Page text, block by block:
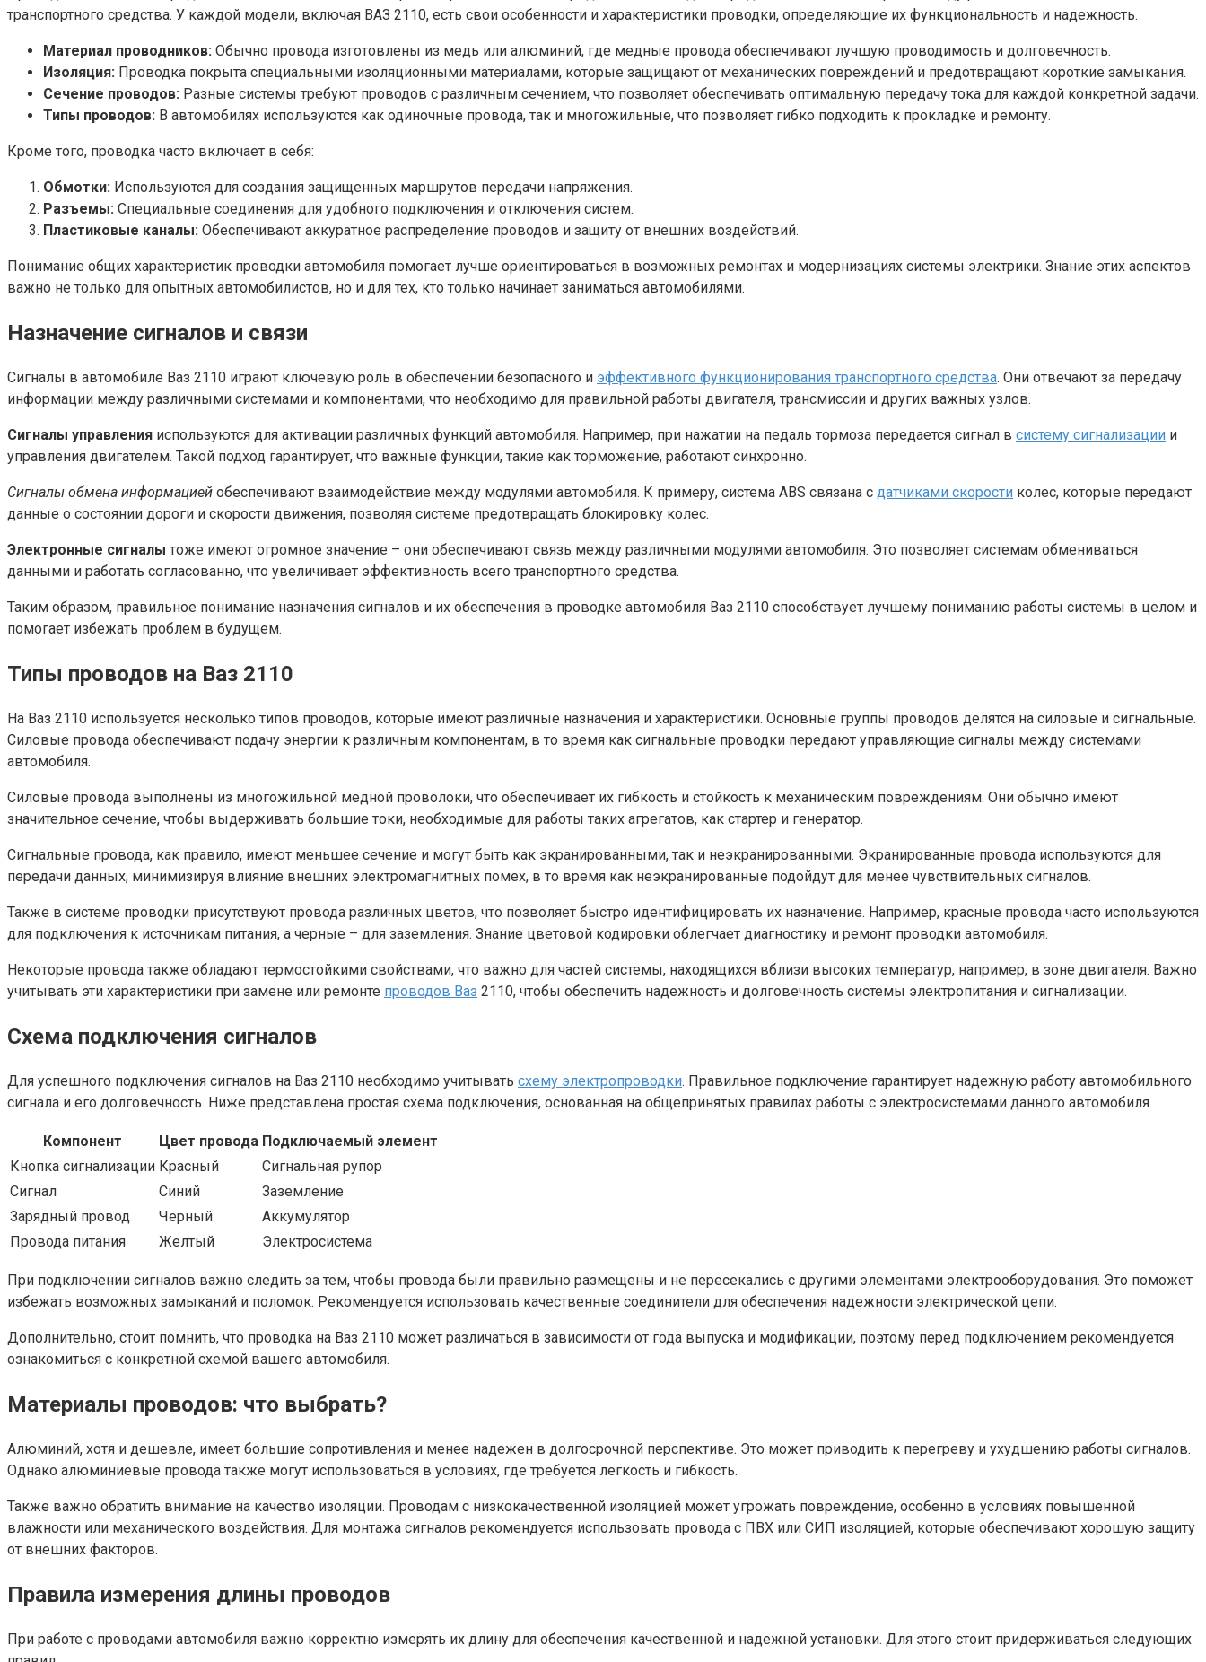
транспортного средства. У каждой модели, включая ВАЗ 2110, есть свои особенности и характеристики проводки, определяющие их функциональность и надежность.
Материал проводников: Обычно провода изготовлены из медь или алюминий, где медные провода обеспечивают лучшую проводимость и долговечность.
Изоляция: Проводка покрыта специальными изоляционными материалами, которые защищают от механических повреждений и предотвращают короткие замыкания.
Сечение проводов: Разные системы требуют проводов с различным сечением, что позволяет обеспечивать оптимальную передачу тока для каждой конкретной задачи.
Типы проводов: В автомобилях используются как одиночные провода, так и многожильные, что позволяет гибко подходить к прокладке и ремонту.
Кроме того, проводка часто включает в себя:
Обмотки: Используются для создания защищенных маршрутов передачи напряжения.
Разъемы: Специальные соединения для удобного подключения и отключения систем.
Пластиковые каналы: Обеспечивают аккуратное распределение проводов и защиту от внешних воздействий.
Понимание общих характеристик проводки автомобиля помогает лучше ориентироваться в возможных ремонтах и модернизациях системы электрики. Знание этих аспектов
важно не только для опытных автомобилистов, но и для тех, кто только начинает заниматься автомобилями.
Назначение сигналов и связи
Сигналы в автомобиле Ваз 2110 играют ключевую роль в обеспечении безопасного и эффективного функционирования транспортного средства. Они отвечают за передачу
информации между различными системами и компонентами, что необходимо для правильной работы двигателя, трансмиссии и других важных узлов.
Сигналы управления используются для активации различных функций автомобиля. Например, при нажатии на педаль тормоза передается сигнал в систему сигнализации и
управления двигателем. Такой подход гарантирует, что важные функции, такие как торможение, работают синхронно.
Сигналы обмена информацией обеспечивают взаимодействие между модулями автомобиля. К примеру, система ABS связана с датчиками скорости колес, которые передают
данные о состоянии дороги и скорости движения, позволяя системе предотвращать блокировку колес.
Электронные сигналы тоже имеют огромное значение – они обеспечивают связь между различными модулями автомобиля. Это позволяет системам обмениваться
данными и работать согласованно, что увеличивает эффективность всего транспортного средства.
Таким образом, правильное понимание назначения сигналов и их обеспечения в проводке автомобиля Ваз 2110 способствует лучшему пониманию работы системы в целом и
помогает избежать проблем в будущем.
Типы проводов на Ваз 2110
На Ваз 2110 используется несколько типов проводов, которые имеют различные назначения и характеристики. Основные группы проводов делятся на силовые и сигнальные.
Силовые провода обеспечивают подачу энергии к различным компонентам, в то время как сигнальные проводки передают управляющие сигналы между системами
автомобиля.
Силовые провода выполнены из многожильной медной проволоки, что обеспечивает их гибкость и стойкость к механическим повреждениям. Они обычно имеют
значительное сечение, чтобы выдерживать большие токи, необходимые для работы таких агрегатов, как стартер и генератор.
Сигнальные провода, как правило, имеют меньшее сечение и могут быть как экранированными, так и неэкранированными. Экранированные провода используются для
передачи данных, минимизируя влияние внешних электромагнитных помех, в то время как неэкранированные подойдут для менее чувствительных сигналов.
Также в системе проводки присутствуют провода различных цветов, что позволяет быстро идентифицировать их назначение. Например, красные провода часто используются
для подключения к источникам питания, а черные – для заземления. Знание цветовой кодировки облегчает диагностику и ремонт проводки автомобиля.
Некоторые провода также обладают термостойкими свойствами, что важно для частей системы, находящихся вблизи высоких температур, например, в зоне двигателя. Важно
учитывать эти характеристики при замене или ремонте проводов Ваз 2110, чтобы обеспечить надежность и долговечность системы электропитания и сигнализации.
Схема подключения сигналов
Для успешного подключения сигналов на Ваз 2110 необходимо учитывать схему электропроводки. Правильное подключение гарантирует надежную работу автомобильного
сигнала и его долговечность. Ниже представлена простая схема подключения, основанная на общепринятых правилах работы с электросистемами данного автомобиля.
Компонент Цвет провода Подключаемый элемент
Кнопка сигнализации Красный
Сигнальная рупор
Сигнал
Синий
Заземление
Зарядный провод
Черный
Аккумулятор
Провода питания
Желтый Электросистема
При подключении сигналов важно следить за тем, чтобы провода были правильно размещены и не пересекались с другими элементами электрооборудования. Это поможет
избежать возможных замыканий и поломок. Рекомендуется использовать качественные соединители для обеспечения надежности электрической цепи.
Дополнительно, стоит помнить, что проводка на Ваз 2110 может различаться в зависимости от года выпуска и модификации, поэтому перед подключением рекомендуется
ознакомиться с конкретной схемой вашего автомобиля.
Материалы проводов: что выбрать?
Алюминий, хотя и дешевле, имеет большие сопротивления и менее надежен в долгосрочной перспективе. Это может приводить к перегреву и ухудшению работы сигналов.
Однако алюминиевые провода также могут использоваться в условиях, где требуется легкость и гибкость.
Также важно обратить внимание на качество изоляции. Проводам с низкокачественной изоляцией может угрожать повреждение, особенно в условиях повышенной
влажности или механического воздействия. Для монтажа сигналов рекомендуется использовать провода с ПВХ или СИП изоляцией, которые обеспечивают хорошую защиту
от внешних факторов.
Правила измерения длины проводов
При работе с проводами автомобиля важно корректно измерять их длину для обеспечения качественной и надежной установки. Для этого стоит придерживаться следующих